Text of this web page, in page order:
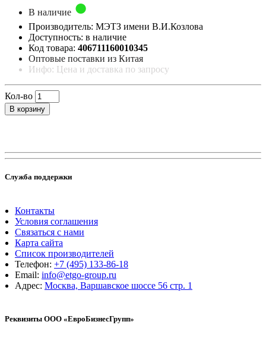
В наличие
Производитель: МЭТЗ имени В.И.Козлова
Доступность: в наличие
Код товара: 406711160010345
Оптовые поставки из Китая
Инфо: Цена и доставка по запросу
Кол-во
В корзину
Служба поддержки
Контакты
Условия соглашения
Связаться с нами
Карта сайта
Список производителей
Телефон: +7 (495) 133-86-18
Email: info@etgo-group.ru
Адрес: Москва, Варшавское шоссе 56 стр. 1
Реквизиты ООО «ЕвроБизнесГрупп»